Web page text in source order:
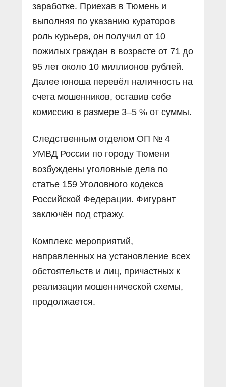
заработке. Приехав в Тюмень и
выполняя по указанию кураторов
роль курьера, он получил от 10
пожилых граждан в возрасте от 71 до
95 лет около 10 миллионов рублей.
Далее юноша перевёл наличность на
счета мошенников, оставив себе
комиссию в размере 3–5 % от суммы.
Следственным отделом ОП № 4
УМВД России по городу Тюмени
возбуждены уголовные дела по
статье 159 Уголовного кодекса
Российской Федерации. Фигурант
заключён под стражу.
Комплекс мероприятий,
направленных на установление всех
обстоятельств и лиц, причастных к
реализации мошеннической схемы,
продолжается.